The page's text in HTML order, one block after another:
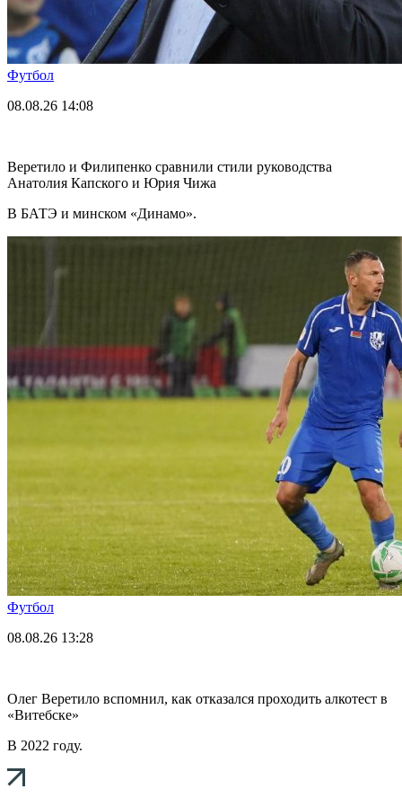
Футбол
08.08.26 14:08
Веретило и Филипенко сравнили стили руководства
Анатолия Капского и Юрия Чижа
В БАТЭ и минском «Динамо».
Футбол
08.08.26 13:28
Олег Веретило вспомнил, как отказался проходить алкотест в
«Витебске»
В 2022 году.